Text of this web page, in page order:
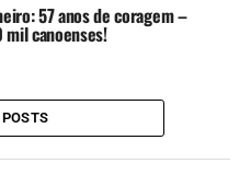
57 anos de coragem –
mil canoenses!